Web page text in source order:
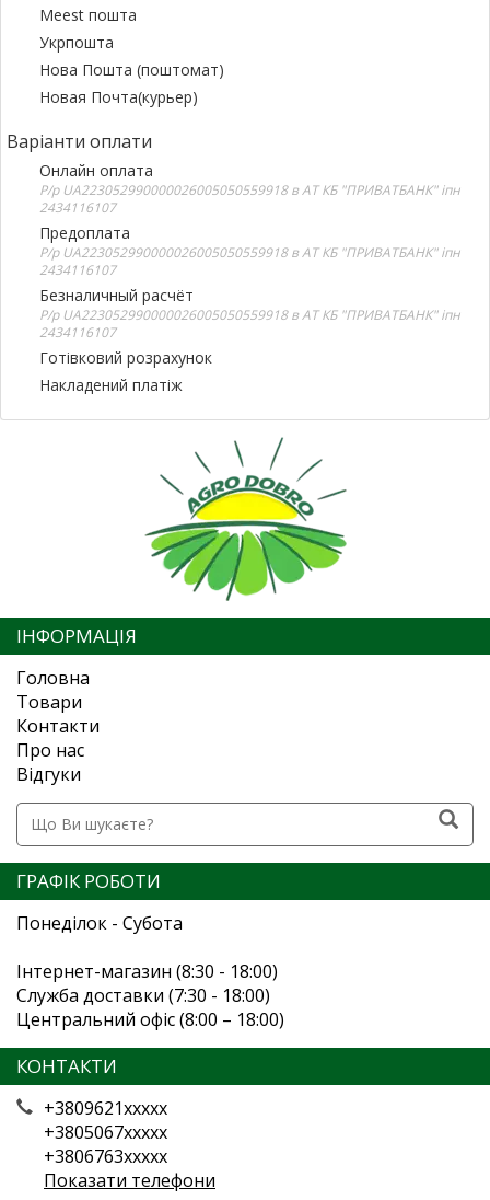
Meest пошта
Укрпошта
Нова Пошта (поштомат)
Новая Почта(курьер)
Варіанти оплати
Онлайн оплата
Р/р UA223052990000026005050559918 в АТ КБ "ПРИВАТБАНК" іпн
2434116107
Предоплата
Р/р UA223052990000026005050559918 в АТ КБ "ПРИВАТБАНК" іпн
2434116107
Безналичный расчёт
Р/р UA223052990000026005050559918 в АТ КБ "ПРИВАТБАНК" іпн
2434116107
Готівковий розрахунок
Накладений платіж
ІНФОРМАЦІЯ
Головна
Товари
Контакти
Про нас
Відгуки
ГРАФІК РОБОТИ
Понеділок - Субота
Інтернет-магазин (8:30 - 18:00)
Служба доставки (7:30 - 18:00)
Центральний офіс (8:00 – 18:00)
КОНТАКТИ
+3809621xxxxx
+3805067xxxxx
+3806763xxxxx
Показати телефони